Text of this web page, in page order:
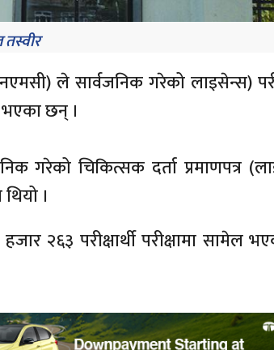
ले सार्वजनिक गरेको लाइसेन्स)
भएका छन् ।
गरेको चिकित्सक दर्ता प्रमाणपत्र
।
२६३ परीक्षार्थी परीक्षामा सामेल